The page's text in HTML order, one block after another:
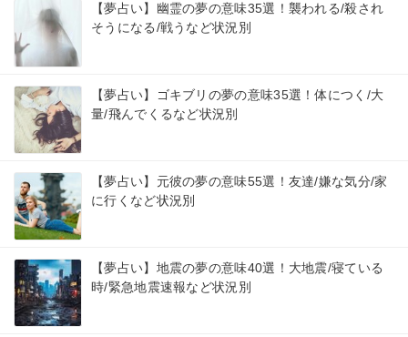
【夢占い】幽霊の夢の意味35選！襲われる/殺され
そうになる/戦うなど状況別
【夢占い】ゴキブリの夢の意味35選！体につく/大
量/飛んでくるなど状況別
【夢占い】元彼の夢の意味55選！友達/嫌な気分/家
に行くなど状況別
【夢占い】地震の夢の意味40選！大地震/寝ている
時/緊急地震速報など状況別